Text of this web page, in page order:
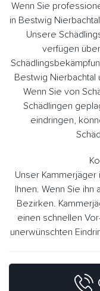
Wenn Sie
in Bestwig
Unsere
verfügen
Bestwig Nierbachtal
Wenn Sie von
Schädlingen
eindringen,
Unser
Ihnen. Wenn Sie ihn
Bezirken.
einen schnellen
unerwünschten